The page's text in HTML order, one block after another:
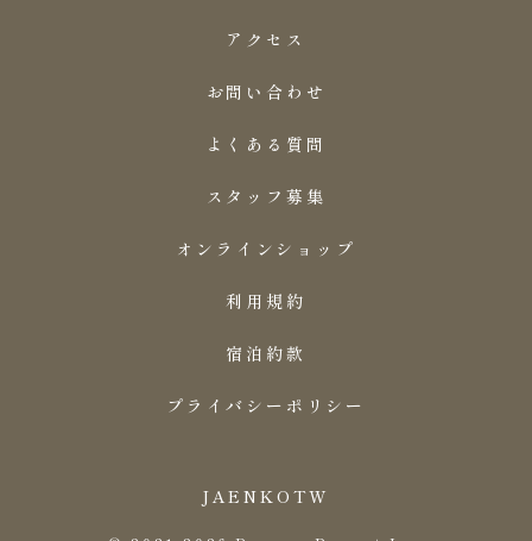
アクセス
お問い合わせ
よくある質問
スタッフ募集
オンラインショップ
利用規約
宿泊約款
プライバシーポリシー
JAENKO TW